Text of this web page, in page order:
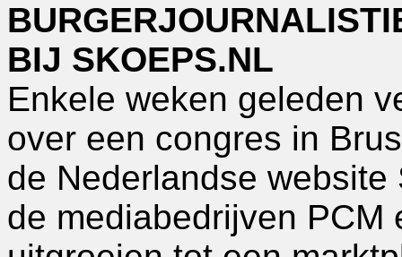
BIJ SKOEPS.NL
Enkele weken geleden
over een congres in
de Nederlandse
de mediabedrijven PCM